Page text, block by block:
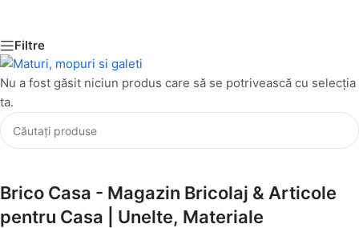
Filtre
Nu a fost găsit niciun produs care să se potrivească cu selecția
ta.
Brico Casa - Magazin Bricolaj & Articole
pentru Casa | Unelte, Materiale